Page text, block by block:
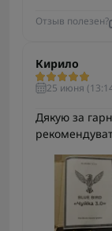
Отзыв полезен?
Кирило
25 июня
Дякую за